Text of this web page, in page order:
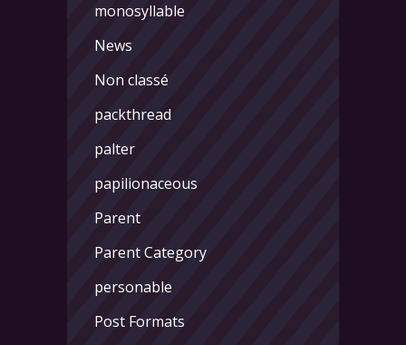
monosyllable
News
Non classé
packthread
palter
papilionaceous
Parent
Parent Category
personable
Post Formats